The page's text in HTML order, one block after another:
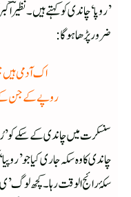
’روپا‘ چاندی کو کہتے ہیں۔ نظیرؔ
ضرور پڑھا ہوگا:
اک آدمی
روپے کے جن
سنسکرت میں چاندی کے سکے کو
چاندی کا وہ سکہ جاری کیا جو
سکۂ رائج الوقت رہا۔ کچھ لوگ